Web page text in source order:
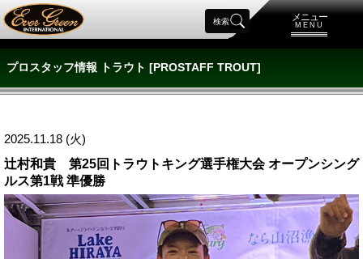
メニュー
MENU
検索
プロスタッフ情報 トラウト [PROSTAFF TROUT]
2025.11.18 (火)
辻村和貴 第25回トラウトキング選手権大会 オープンシング
ルス第1戦 準優勝